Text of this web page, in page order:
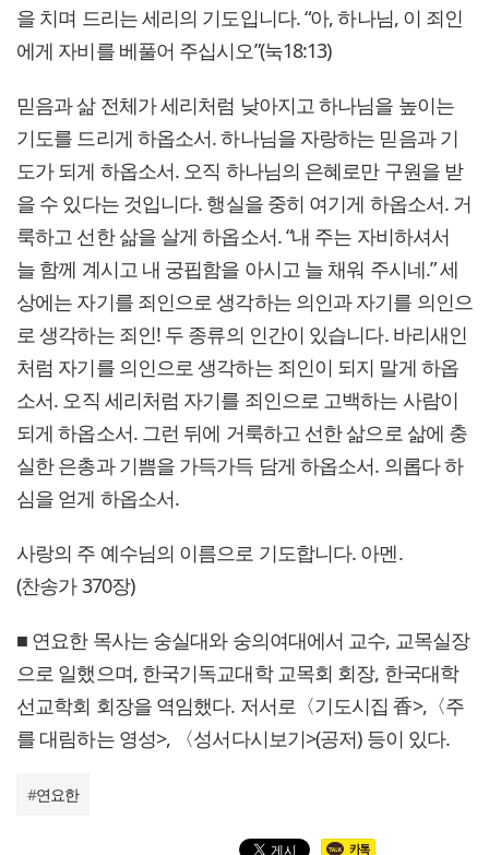
을 치며 드리는 세리의 기도입니다. “아, 하나님, 이 죄인
에게 자비를 베풀어 주십시오”(눅18:13)
믿음과 삶 전체가 세리처럼 낮아지고 하나님을 높이는
기도를 드리게 하옵소서. 하나님을 자랑하는 믿음과 기
도가 되게 하옵소서. 오직 하나님의 은혜로만 구원을 받
을 수 있다는 것입니다. 행실을 중히 여기게 하옵소서. 거
룩하고 선한 삶을 살게 하옵소서. “내 주는 자비하셔서
늘 함께 계시고 내 궁핍함을 아시고 늘 채워 주시네.” 세
상에는 자기를 죄인으로 생각하는 의인과 자기를 의인으
로 생각하는 죄인! 두 종류의 인간이 있습니다. 바리새인
처럼 자기를 의인으로 생각하는 죄인이 되지 말게 하옵
소서. 오직 세리처럼 자기를 죄인으로 고백하는 사람이
되게 하옵소서. 그런 뒤에 거룩하고 선한 삶으로 삶에 충
실한 은총과 기쁨을 가득가득 담게 하옵소서. 의롭다 하
심을 얻게 하옵소서.
사랑의 주 예수님의 이름으로 기도합니다. 아멘.
(찬송가 370장)
■ 연요한 목사는 숭실대와 숭의여대에서 교수, 교목실장
으로 일했으며, 한국기독교대학 교목회 회장, 한국대학
선교학회 회장을 역임했다. 저서로〈기도시집 香>,〈주
를 대림하는 영성>, 〈성서다시보기>(공저) 등이 있다.
#연요한